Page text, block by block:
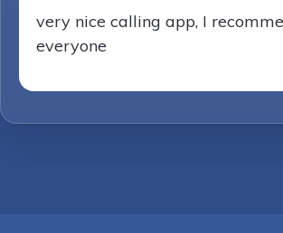
very nice calling app, I
everyone